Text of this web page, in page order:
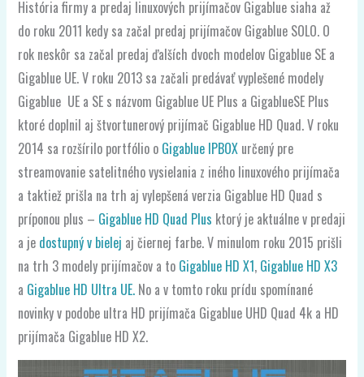
História firmy a predaj linuxových prijímačov Gigablue siaha až
do roku 2011 kedy sa začal predaj prijímačov Gigablue SOLO. O
rok neskôr sa začal predaj ďalších dvoch modelov Gigablue SE a
Gigablue UE. V roku 2013 sa začali predávať vyplešené modely
Gigablue UE a SE s názvom Gigablue UE Plus a GigablueSE Plus
ktoré doplnil aj štvortunerový prijímač Gigablue HD Quad. V roku
2014 sa rozšírilo portfólio o Gigablue IPBOX určený pre
streamovanie satelitného vysielania z iného linuxového prijímača
a taktiež prišla na trh aj vylepšená verzia Gigablue HD Quad s
príponou plus – Gigablue HD Quad Plus ktorý je aktuálne v predaji
a je dostupný v bielej aj čiernej farbe. V minulom roku 2015 prišli
na trh 3 modely prijímačov a to Gigablue HD X1, Gigablue HD X3
a Gigablue HD Ultra UE. No a v tomto roku prídu spomínané
novinky v podobe ultra HD prijímača Gigablue UHD Quad 4k a HD
prijímača Gigablue HD X2.